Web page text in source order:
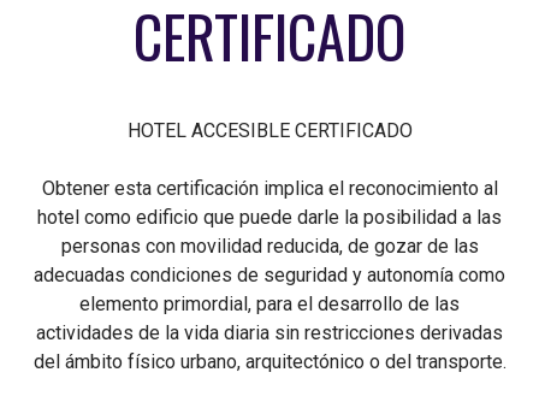
CERTIFICADO
HOTEL ACCESIBLE CERTIFICADO
Obtener esta certificación implica el reconocimiento al
hotel como edificio que puede darle la posibilidad a las
personas con movilidad reducida, de gozar de las
adecuadas condiciones de seguridad y autonomía como
elemento primordial, para el desarrollo de las
actividades de la vida diaria sin restricciones derivadas
del ámbito físico urbano, arquitectónico o del transporte.